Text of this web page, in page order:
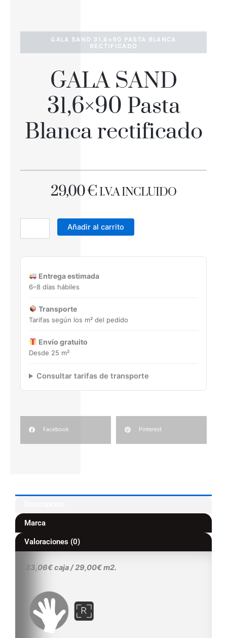
GALA SAND 31,6×90 PASTA BLANCA
RECTIFICADO
GALA SAND
31,6×90 Pasta
Blanca rectificado
29,00€ I.V.A INCLUIDO
GALA
31,6x90
Blanca
cantidad
Añadir al carrito
Entrega estimada
6–8 días hábiles
Transporte
Tarifas según los m² del pedido
Envío gratuito
Desde 25 m²
Consultar tarifas de transporte
Facebook Pinterest
Marca
Valoraciones (0)
33,06€ caja / 29,00€ m2.